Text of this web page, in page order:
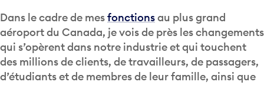
Dans le cadre de mesfonctionsau plus grand
aéroport du Canada, je vois de près les changements
qui s’opèrent dans notre industrie et qui touchent
des millions de clients, de travailleurs, de passagers,
d’étudiants et de membres de leur famille, ainsi que